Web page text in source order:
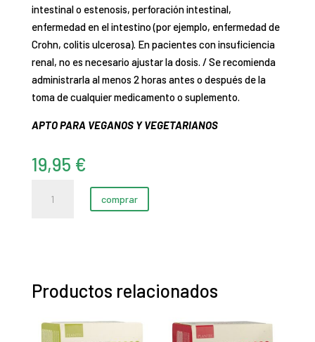
intestinal o estenosis, perforación intestinal,
enfermedad en el intestino (por ejemplo, enfermedad de
Crohn, colitis ulcerosa). En pacientes con insuficiencia
renal, no es necesario ajustar la dosis. / Se recomienda
administrarla al menos 2 horas antes o después de la
toma de cualquier medicamento o suplemento.
APTO PARA VEGANOS Y VEGETARIANOS
19,95 €
cleanse
comprar
Productos relacionados